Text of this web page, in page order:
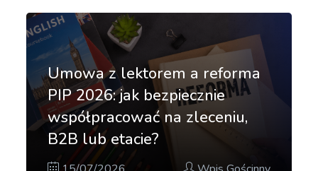
Umowa z lektorem a reforma
PIP 2026: jak bezpiecznie
współpracować na zleceniu,
B2B lub etacie?